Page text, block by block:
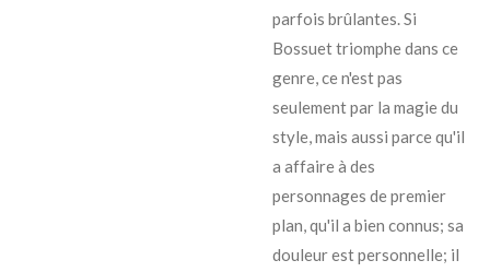
parfois brûlantes. Si
Bossuet triomphe dans ce
genre, ce n'est pas
seulement par la magie du
style, mais aussi parce qu'il
a affaire à des
personnages de premier
plan, qu'il a bien connus; sa
douleur est personnelle; il